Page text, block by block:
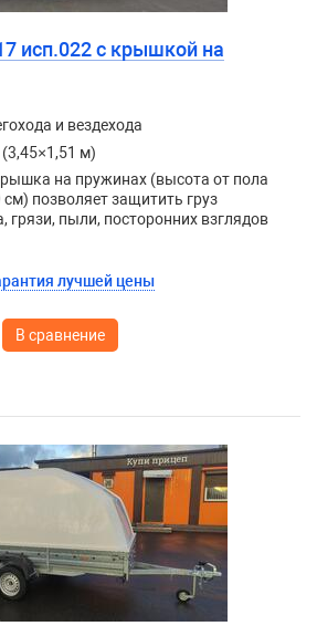
исп.022 с крышкой на
и вездехода
м)
на пружинах (высота от пола
позволяет защитить груз
грязи, пыли, посторонних взглядов
лучшей цены
В сравнение